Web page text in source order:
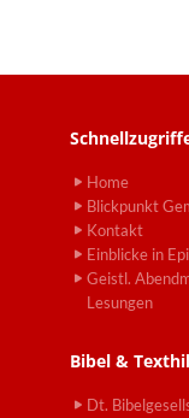
Home
Blickpunkt
Kontakt
Einblicke in
Geistl.
Lesungen
Bibel &
Dt.